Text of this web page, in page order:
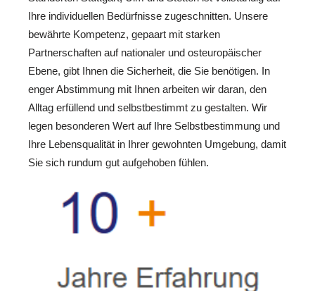
Ihre individuellen Bedürfnisse zugeschnitten. Unsere
bewährte Kompetenz, gepaart mit starken
Partnerschaften auf nationaler und osteuropäischer
Ebene, gibt Ihnen die Sicherheit, die Sie benötigen. In
enger Abstimmung mit Ihnen arbeiten wir daran, den
Alltag erfüllend und selbstbestimmt zu gestalten. Wir
legen besonderen Wert auf Ihre Selbstbestimmung und
Ihre Lebensqualität in Ihrer gewohnten Umgebung, damit
Sie sich rundum gut aufgehoben fühlen.